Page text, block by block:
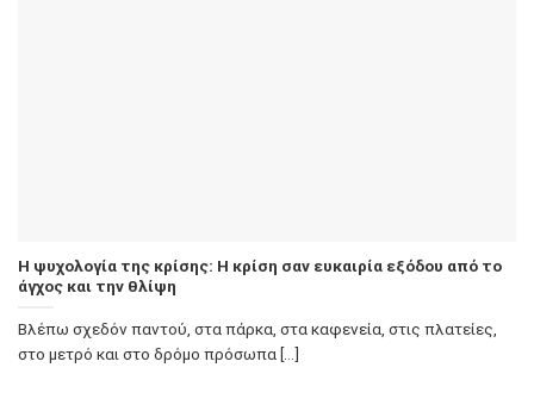
Η ψυχολογία της κρίσης: Η κρίση σαν ευκαιρία εξόδου από το
άγχος και την θλίψη
Βλέπω σχεδόν παντού, στα πάρκα, στα καφενεία, στις πλατείες,
στο μετρό και στο δρόμο πρόσωπα [...]